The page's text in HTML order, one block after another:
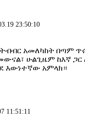
23:50:10
አመለካከት በጣም ጥሩ
ሁልጊዜም ከእኛ ጋር
እውነተኛው አምላክ።
11:51:11